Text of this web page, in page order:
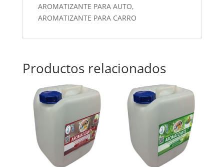
AROMATIZANTE PARA AUTO,
AROMATIZANTE PARA CARRO
Productos relacionados